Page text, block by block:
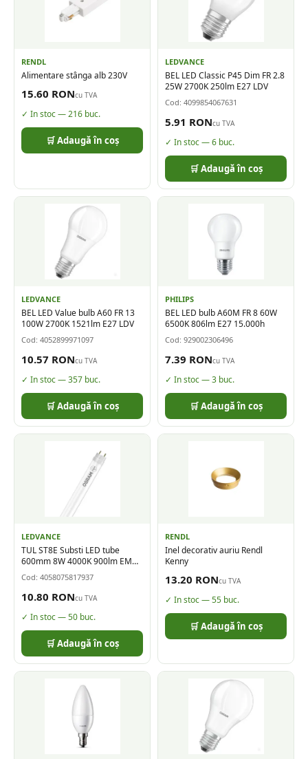
RENDL
Alimentare stânga alb 230V
15.60 RONcu TVA
✓ In stoc —216 buc.
🛒 Adaugă în coș
LEDVANCE
BEL LED Classic P45 Dim FR 2.8
25W 2700K 250lm E27 LDV
Cod: 4099854067631
5.91 RONcu TVA
✓ In stoc —6 buc.
🛒 Adaugă în coș
LEDVANCE
BEL LED Value bulb A60 FR 13
100W 2700K 1521lm E27 LDV
Cod: 4052899971097
10.57 RONcu TVA
✓ In stoc —357 buc.
🛒 Adaugă în coș
PHILIPS
BEL LED bulb A60M FR 8 60W
6500K 806lm E27 15.000h
Cod: 929002306496
7.39 RONcu TVA
✓ In stoc —3 buc.
🛒 Adaugă în coș
LEDVANCE
TUL ST8E Substi LED tube
600mm 8W 4000K 900lm EM
LDV
Cod: 4058075817937
10.80 RONcu TVA
✓ In stoc —50 buc.
🛒 Adaugă în coș
RENDL
Inel decorativ auriu Rendl
Kenny
13.20 RONcu TVA
✓ In stoc —55 buc.
🛒 Adaugă în coș